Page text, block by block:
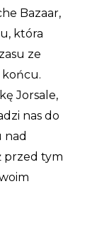
Bazaar,
która
ze
Jorsale,
nas do
nad
przed tym